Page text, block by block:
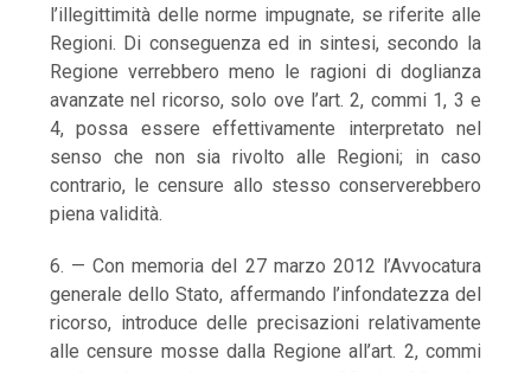
l’illegittimità delle norme impugnate, se riferite alle
Regioni. Di conseguenza ed in sintesi, secondo la
Regione verrebbero meno le ragioni di doglianza
avanzate nel ricorso, solo ove l’art. 2, commi 1, 3 e
4, possa essere effettivamente interpretato nel
senso che non sia rivolto alle Regioni; in caso
contrario, le censure allo stesso conserverebbero
piena validità.
6. — Con memoria del 27 marzo 2012 l’Avvocatura
generale dello Stato, affermando l’infondatezza del
ricorso, introduce delle precisazioni relativamente
alle censure mosse dalla Regione all’art. 2, commi